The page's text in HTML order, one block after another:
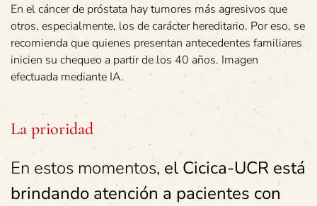
En el cáncer de próstata hay tumores más agresivos que
otros, especialmente, los de carácter hereditario. Por eso, se
recomienda que quienes presentan antecedentes familiares
inicien su chequeo a partir de los 40 años. Imagen
efectuada mediante IA.
La prioridad
En estos momentos, el Cicica-UCR está
brindando atención a pacientes con